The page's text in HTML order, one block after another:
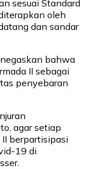
sesuai Standard
oleh
dan sandar
bahwa
II sebagai
penyebaran
agar setiap
berpartisipasi
19 di